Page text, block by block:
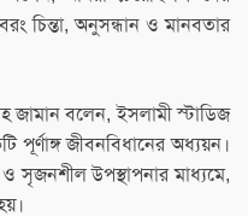
চিন্তা, অনুসন্ধান ও মানবতার
জামান বলেন, ইসলামী স্টাডিজ
পূর্ণাঙ্গ জীবনবিধানের অধ্যয়ন।
সৃজনশীল উপস্থাপনার মাধ্যমে,